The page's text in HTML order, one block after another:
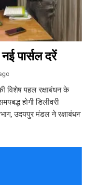
पार्सल दरें
विशेष पहल रक्षाबंधन के
होगी डिलीवरी
उदयपुर मंडल ने रक्षाबंधन